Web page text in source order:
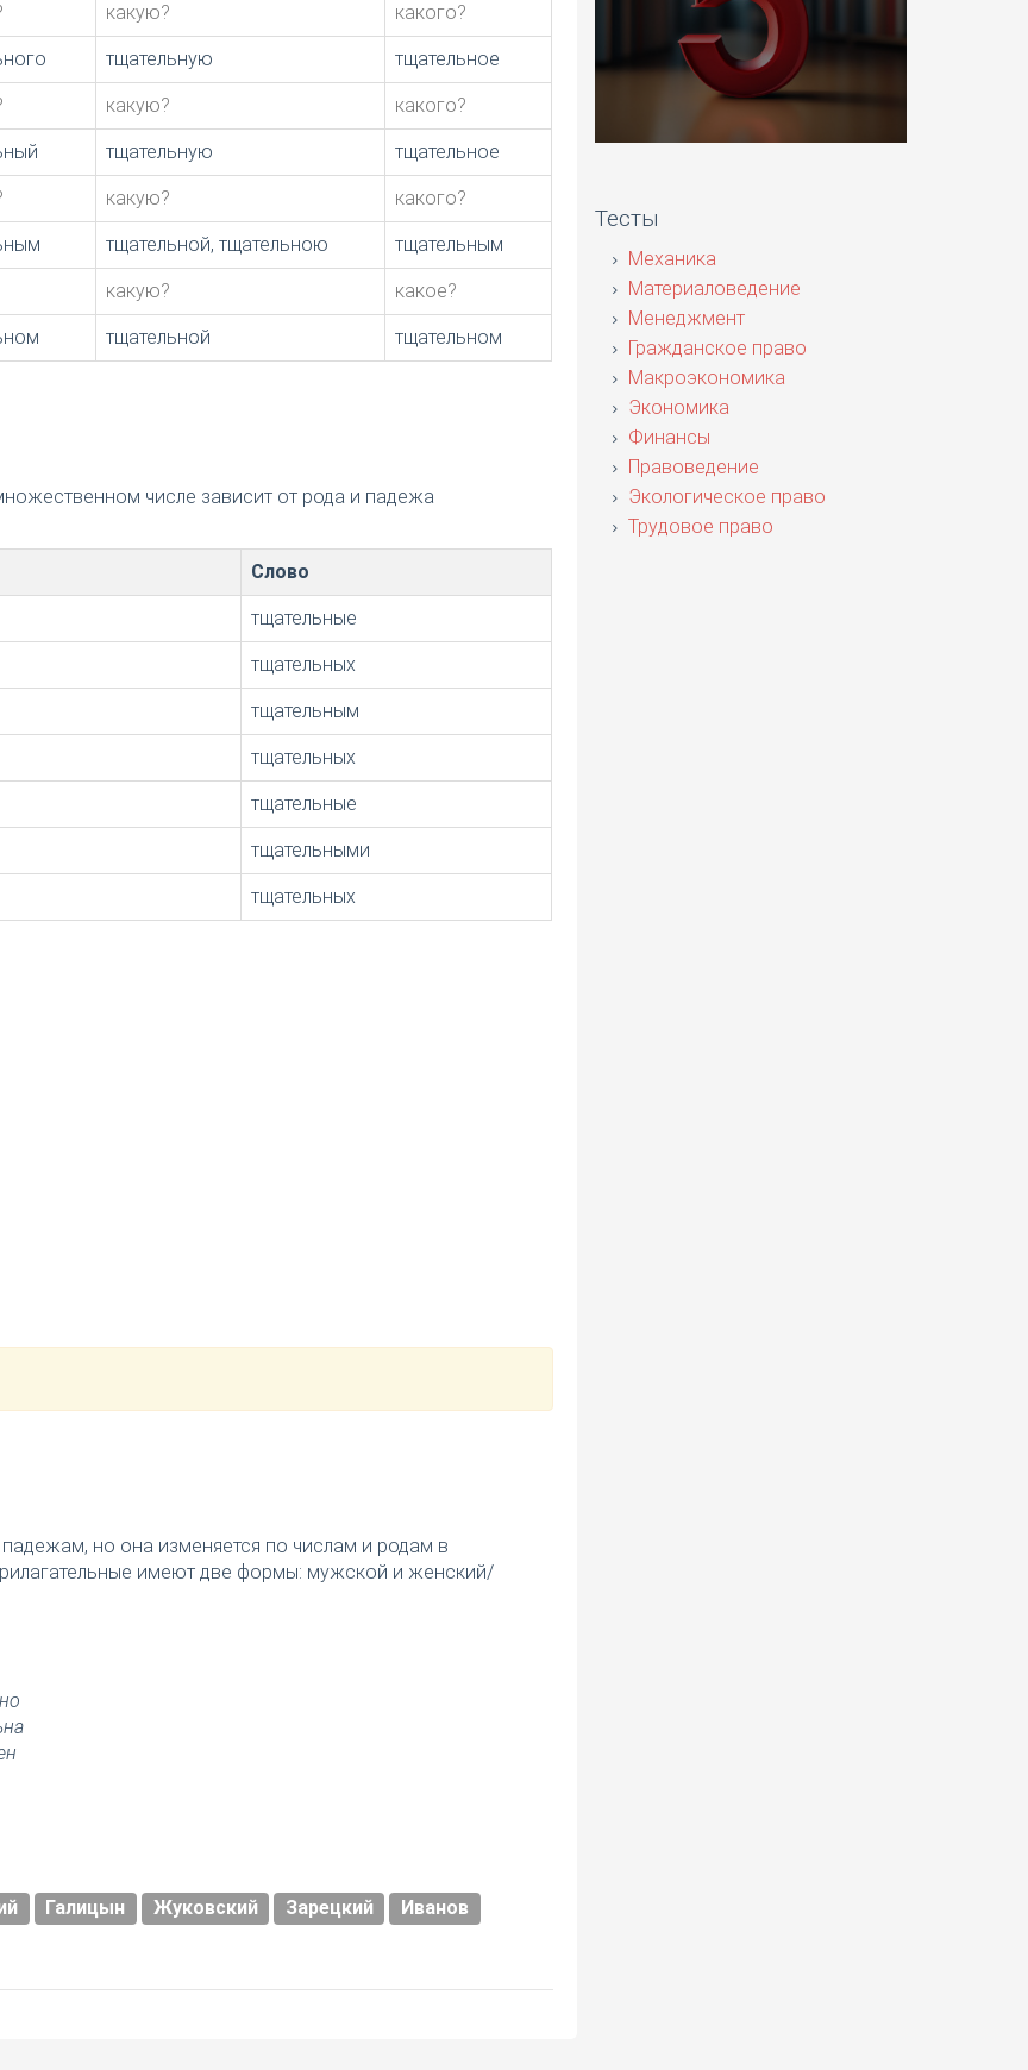
какую? какого?
тщательную тщательное
какую? какого?
тщательную тщательное
какую? какого?
тщательной, тщательною тщательным
какую? какое?
тщательной тщательном
числе зависит от рода и падежа
Слово
тщательные
тщательных
тщательным
тщательных
тщательные
тщательными
тщательных
но она изменяется по числам и родам в
имеют две формы: мужской и женский/
Галицын Жуковский Зарецкий
Иванов
Тесты
Механика
Материаловедение
Менеджмент
Гражданское право
Макроэкономика
Экономика
Финансы
Правоведение
Экологическое право
Трудовое право